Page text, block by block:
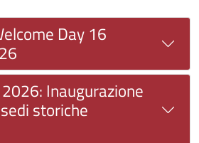
Day 16
Inaugurazione
storiche